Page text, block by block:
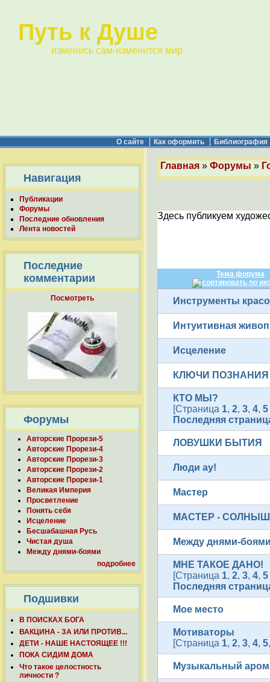
Путь к Душе
изменись сам-изменится мир
О сайте Как оформить Библиография
Навигация
Публикации
Форумы
Последние обновления
Лента новостей
Последние
комментарии
Посмотреть
Форумы
Авторские Прорези-5
Авторские Прорези-4
Авторские Прорези-3
Авторские Прорези-2
Авторские Прорези-1
Великая Империя
Просветление
Понять себя
Исцеление
Бесшабашная Русь
Чистая душа
Между днями-боями
подробнее
Подшивки
В ПОИСКАХ БОГА
ВАКЦИНА - ЗА ИЛИ ПРОТИВ...
ДЕТИ - НАШЕ НАСТОЯЩЕЕ !!!
ПОКА СИДИМ ДОМА
Что такое целостность
личности ?
Главная » Форумы »
Здесь публикуем
Тема форума
Инструменты
Интуитивная
Исцеление
КЛЮЧИ ПОЗНАНИЯ
КТО МЫ?
[Страница 1, 2, 3, 4, 5
Последняя
ЛОВУШКИ БЫТИЯ
Люди ау!
Мастер
МАСТЕР -
Между днями-
МНЕ ТАКОЕ ДАНО!
[Страница 1, 2, 3, 4, 5
Последняя
Мое место
Мотиваторы
[Страница 1, 2, 3, 4, 5
Музыкальный